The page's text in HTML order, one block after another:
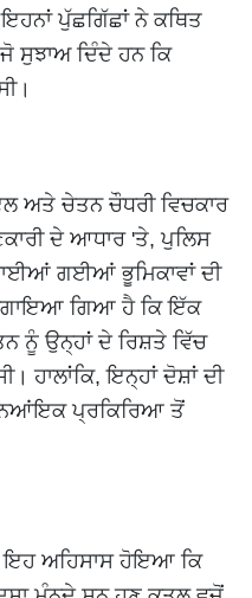
ਇਹਨਾਂ ਪੁੱਛਗਿੱਛਾਂ ਨੇ ਕਥਿਤ
ਸੁਝਾਅ ਦਿੰਦੇ ਹਨ ਕਿ
ਅਤੇ ਚੇਤਨ ਚੌਧਰੀ ਵਿਚਕਾਰ
ਦੇ ਆਧਾਰ 'ਤੇ, ਪੁਲਿਸ
ਗਈਆਂ ਭੂਮਿਕਾਵਾਂ ਦੀ
ਗਿਆ ਹੈ ਕਿ ਇੱਕ
ਨੂੰ ਉਨ੍ਹਾਂ ਦੇ ਰਿਸ਼ਤੇ ਵਿੱਚ
ਹਾਲਾਂਕਿ, ਇਨ੍ਹਾਂ ਦੋਸ਼ਾਂ ਦੀ
ਪ੍ਰਕਿਰਿਆ ਤੋਂ
ਇਹ ਅਹਿਸਾਸ ਹੋਇਆ ਕਿ